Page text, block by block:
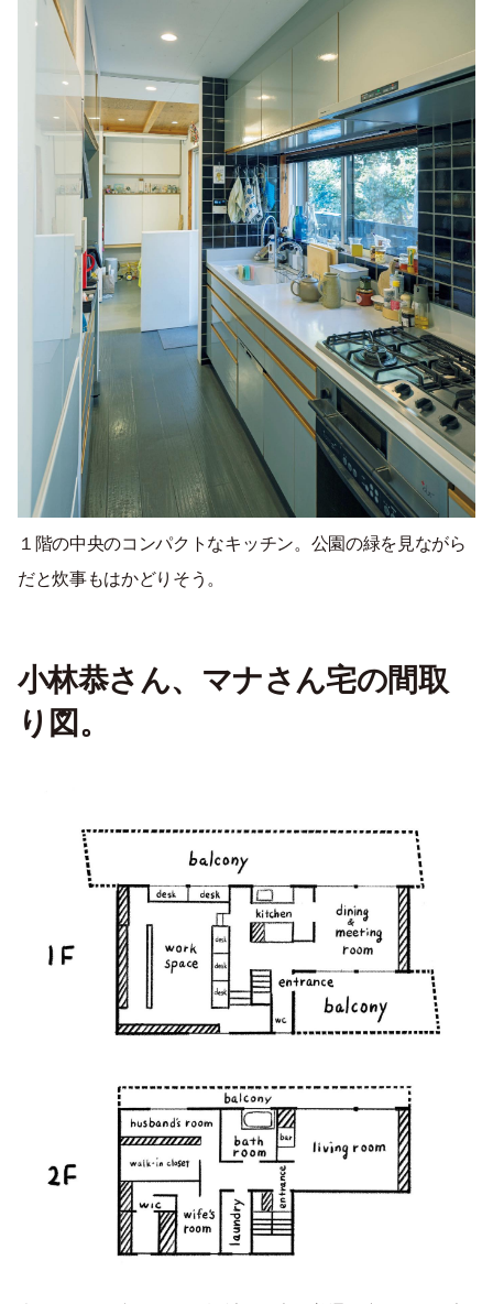
１階の中央のコンパクトなキッチン。公園の緑を見ながら
だと炊事もはかどりそう。
小林恭さん、マナさん宅の間取
り図。